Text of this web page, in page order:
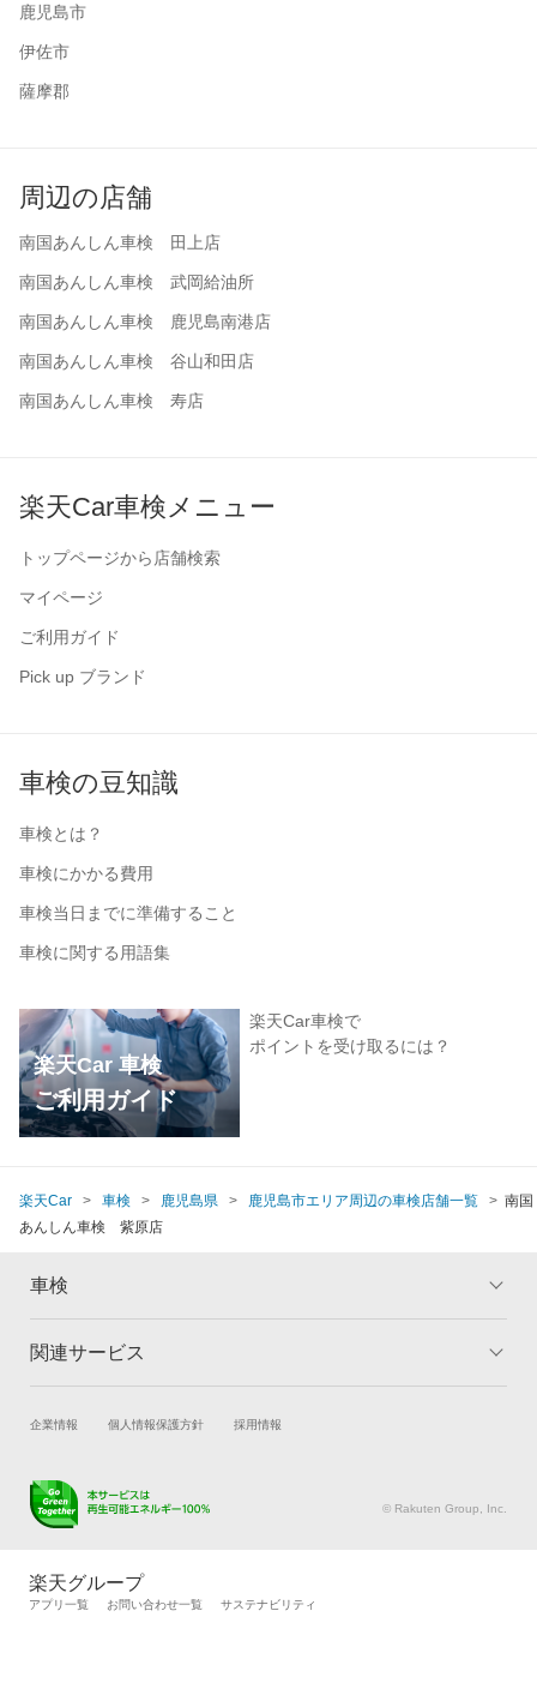
鹿児島市
伊佐市
薩摩郡
周辺の店舗
南国あんしん車検 田上店
南国あんしん車検 武岡給油所
南国あんしん車検 鹿児島南港店
南国あんしん車検 谷山和田店
南国あんしん車検 寿店
楽天Car車検メニュー
トップページから店舗検索
マイページ
ご利用ガイド
Pick up ブランド
車検の豆知識
車検とは？
車検にかかる費用
車検当日までに準備すること
車検に関する用語集
楽天Car 車検
ご利用ガイド
楽天Car車検で
ポイントを受け取るには？
楽天Car 車検 鹿児島県 鹿児島市エリア周辺の車検店舗一覧
南国
あんしん車検 紫原店
車検
トップ
車検の基礎知識 キャンペーン一覧
関連サービス
試乗・商談 新車購入
キズ修理予約
メンテナンス管理
タイヤ交換サービス
自動車カタログ 自動車保険
企業情報 個人情報保護方針 採用情報
© Rakuten Group, Inc.
楽天グループ
アプリ一覧 お問い合わせ一覧 サステナビリティ